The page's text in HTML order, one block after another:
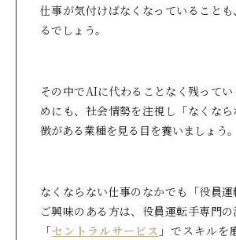
仕事が気付けばなくなっていることも
るでしょう。
その中でAIに代わることなく残って
めにも、社会情勢を注視し「なくな
徴がある業種を見る目を養いましょう。
なくならない仕事のなかでも「役員
ご興味のある方は、役員運転手専門
「セントラルサービス 」でスキルを